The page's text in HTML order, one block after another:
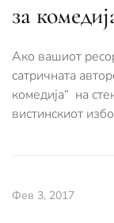
за
Ако вашиот
сатричната
комедија“ на
вистинскиот
Фев 3, 2017